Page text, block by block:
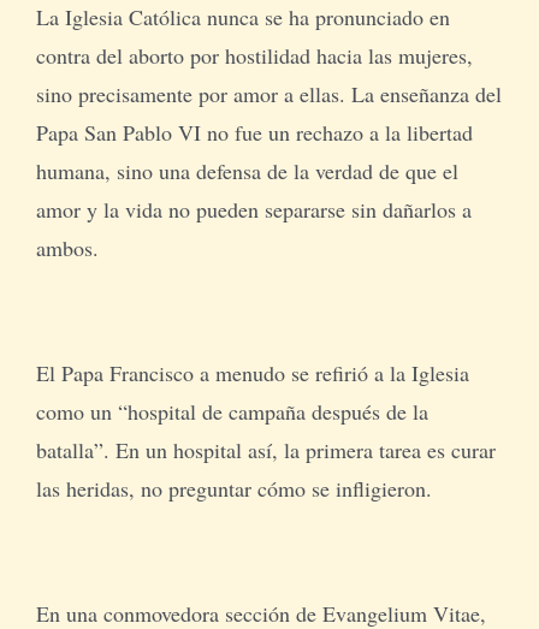
La Iglesia Católica nunca se ha pronunciado en
contra del aborto por hostilidad hacia las mujeres,
sino precisamente por amor a ellas. La enseñanza del
Papa San Pablo VI no fue un rechazo a la libertad
humana, sino una defensa de la verdad de que el
amor y la vida no pueden separarse sin dañarlos a
ambos.
El Papa Francisco a menudo se refirió a la Iglesia
como un “hospital de campaña después de la
batalla”. En un hospital así, la primera tarea es curar
las heridas, no preguntar cómo se infligieron.
En una conmovedora sección de Evangelium Vitae,